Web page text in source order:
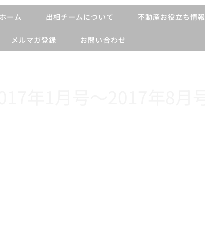
ホーム 出相チームについて 不動産お役立ち情報
メルマガ登録 お問い合わせ